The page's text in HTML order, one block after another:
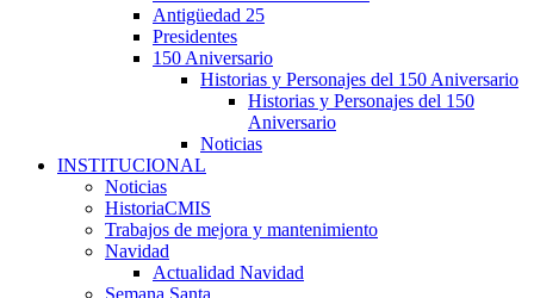
Antigüedad 25
Presidentes
150 Aniversario
Historias y Personajes del 150 Aniversario
Historias y Personajes del 150
Aniversario
Noticias
INSTITUCIONAL
Noticias
HistoriaCMIS
Trabajos de mejora y mantenimiento
Navidad
Actualidad Navidad